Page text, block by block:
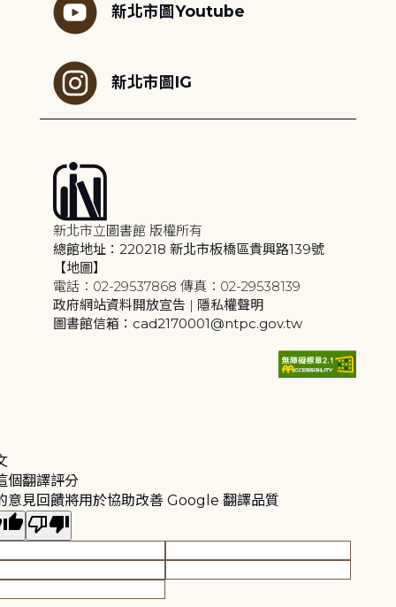
新北市圖Youtube
新北市圖IG
新北市立圖書館 版權所有
總館地址：220218 新北市板橋區貴興路139號
【地圖】
電話：02-29537868 傳真：02-29538139
政府網站資料開放宣告 | 隱私權聲明
圖書館信箱：cad2170001@ntpc.gov.tw
個翻譯評分
意見回饋將用於協助改善 Google 翻譯品質